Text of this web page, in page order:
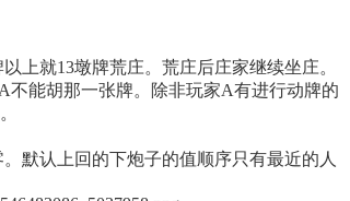
上就13墩牌荒庄。荒庄后庄家继续坐庄。
能胡那一张牌。除非玩家A有进行动牌的
默认上回的下炮子的值顺序只有最近的人